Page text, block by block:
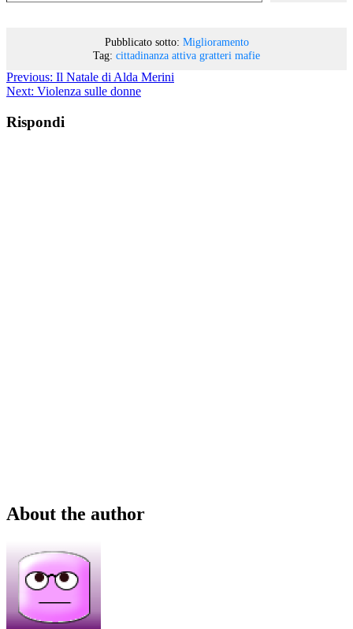
Pubblicato sotto: Miglioramento
Tag: cittadinanza attiva gratteri mafie
Previous: Il Natale di Alda Merini
Next: Violenza sulle donne
Rispondi
About the author